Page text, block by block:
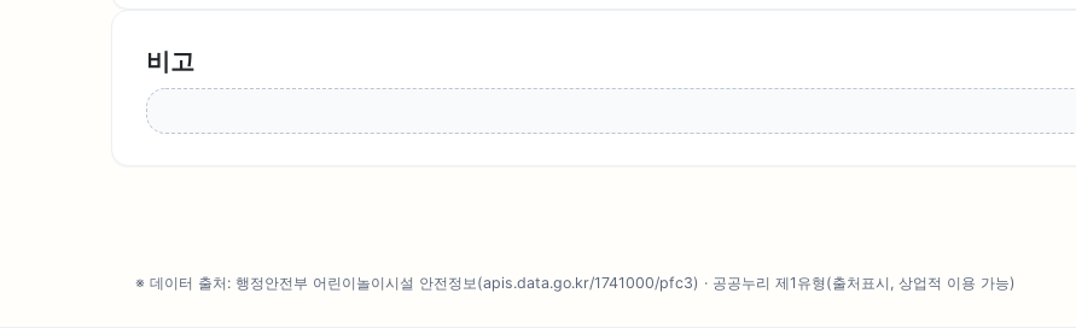
비고
※ 데이터 출처: 행정안전부 어린이놀이시설 안전정보(apis.data.go.kr/1741000/pfc3) · 공공누리 제1유형(출처표시, 상업적 이용 가능)